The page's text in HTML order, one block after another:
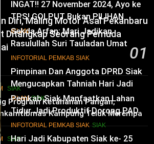
INGAT!! 27 November 2024, Ayo ke
TPS! GOLPUT Bukan PILIHAN
IKLAN
Pimpinan Dan Anggota DPRD Siak
Mengucapkan Tahniah Hari Jadi
Kabupaten Siak Ke-25 Tahun
IKLAN SIAK
Hari Jadi Kabupaten Siak ke- 25
Diri, Maling Motor Asal Pekanbaru
Ditangkap Seorang Pemuda
01
SIAK
Program Ketahanan Pangan,
Kampung Teluk Merempan
Tanaman Jagung Waga
SIAK
Sekda Arfan; Mari Jadikan
Rasulullah Suri Tauladan Umat
INFOTORIAL PEMKAB SIAK
Pemkab Siak Manfaatkan Lahan
Tidur Jadi Produktif Dorong PAD
dan Kesejahteraan Warga
INFOTORIAL PEMKAB SIAK SIAK